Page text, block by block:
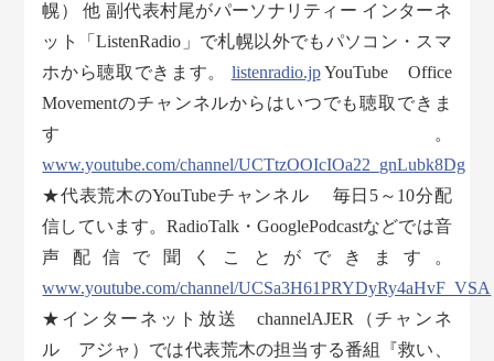
幌） 他 副代表村尾がパーソナリティー インターネ
ット「ListenRadio」で札幌以外でもパソコン・スマ
ホから聴取できます。 listenradio.jpYouTube Office
Movementのチャンネルからはいつでも聴取できま
す。
www.youtube.com/channel/UCTtzOOIcIOa22_gnLubk8Dg
★代表荒木のYouTubeチャンネル 毎日5～10分配
信しています。RadioTalk・GooglePodcastなどでは音
声配信で聞くことができます。
www.youtube.com/channel/UCSa3H61PRYDyRy4aHvF_VSA
★インターネット放送 channelAJER（チャンネ
ル アジャ）では代表荒木の担当する番組『救い、